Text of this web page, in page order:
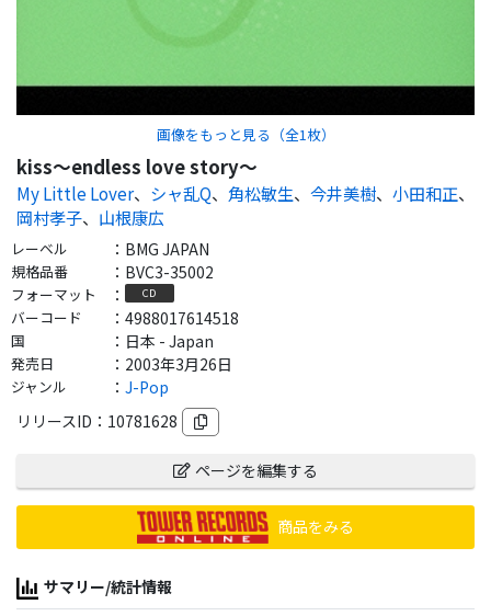
画像をもっと見る（全1 枚）
kiss～endless love story～
My Little Lover、 シャ乱Q、 角松敏生、 今井美樹、 小田和正、
岡村孝子、 山根康広
レーベル ： BMG JAPAN
規格品番 ： BVC3-35002
フォーマット ： CD
バーコード ： 4988017614518
国 ： 日本 - Japan
発売日 ： 2003年3月26日
ジャンル ： J-Pop
リリースID： 10781628
ページを編集する
商品をみる
サマリー/統計情報